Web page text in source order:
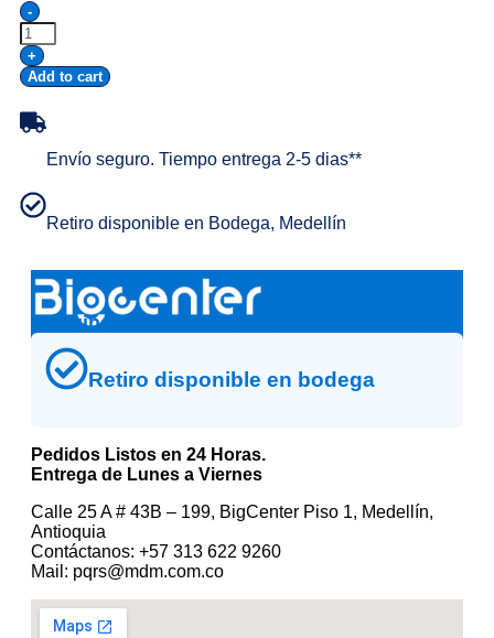
-
+
Add to cart
Envío seguro. Tiempo entrega 2-5 dias**
Retiro disponible en Bodega, Medellín
Máquina Espresso Carimali Nimble Negra
Retiro disponible en bodega
Pedidos Listos en 24 Horas.
Entrega de Lunes a Viernes
Calle 25 A # 43B – 199, BigCenter Piso 1, Medellín,
Antioquia
Contáctanos: +57 313 622 9260
Mail: pqrs@mdm.com.co